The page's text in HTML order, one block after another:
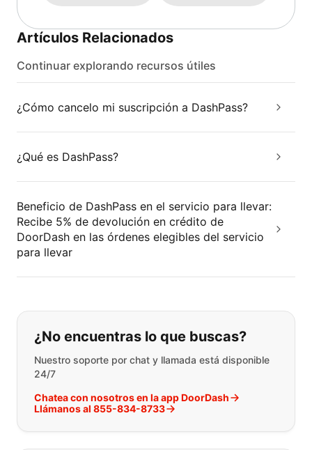
Artículos Relacionados
Continuar explorando recursos útiles
¿Cómo cancelo mi suscripción a DashPass?
¿Qué es DashPass?
Beneficio de DashPass en el servicio para llevar:
Recibe 5% de devolución en crédito de
DoorDash en las órdenes elegibles del servicio
para llevar
Si no puede encontrar lo que está
¿No encuentras lo que buscas?
Nuestro soporte por chat y llamada está disponible
24/7
Chatea con nosotros en la app DoorDash
Llámanos al 855-834-8733